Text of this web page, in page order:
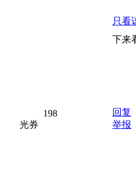
198
光券
只看
下来
回复
举报